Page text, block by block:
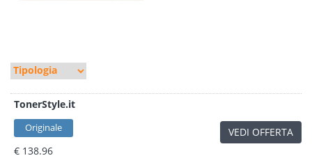
TonerStyle.it
Originale
€ 138.96
VEDI OFFERTA